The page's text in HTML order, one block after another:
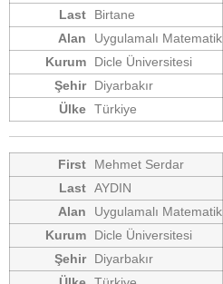
Birtane
Uygulamalı Matematik
Dicle Üniversitesi
Diyarbakır
Türkiye
Mehmet Serdar
AYDIN
Uygulamalı Matematik
Dicle Üniversitesi
Diyarbakır